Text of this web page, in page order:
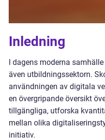
Inledning
I dagens moderna
även utbildningssektorn.
användningen av digitala
en övergripande översikt
tillgängliga, utforska
mellan olika
initiativ.